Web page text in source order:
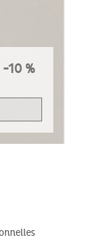
10 %